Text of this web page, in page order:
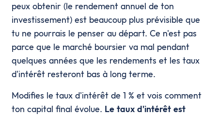
peux obtenir (le rendement annuel de ton
investissement) est beaucoup plus prévisible que
tu ne pourrais le penser au départ. Ce n'est pas
parce que le marché boursier va mal pendant
quelques années que les rendements et les taux
d'intérêt resteront bas à long terme.
Modifies le taux d'intérêt de 1 % et vois comment
ton capital final évolue. Le taux d'intérêt est